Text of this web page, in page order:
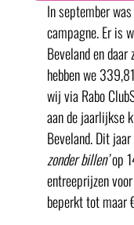
In september
campagne. Er is
Beveland en
hebben we
wij via Rabo
aan de jaarlijkse
Beveland. Dit
zonder billen’op
entreeprijzen
beperkt tot maar